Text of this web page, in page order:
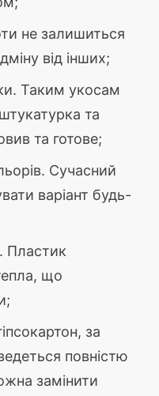
не залишиться
від інших;
Таким укосам
та
та готове;
Сучасний
варіант будь-
Пластик
що
за
повністю
замінити